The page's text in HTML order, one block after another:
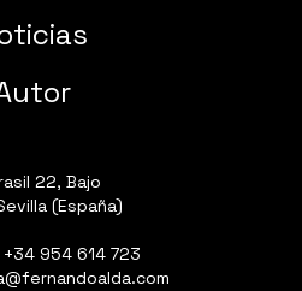
22, Bajo
(España)
+34 954 614 723